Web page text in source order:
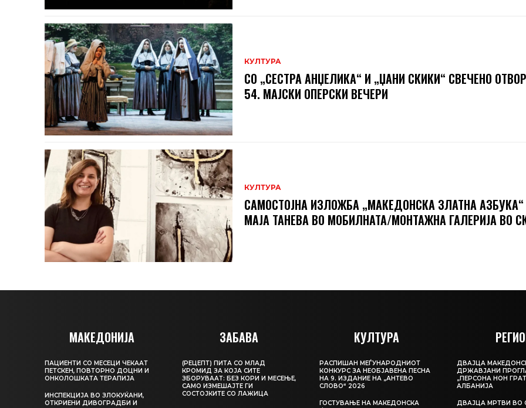
КУЛТУРА
СО „СЕСТРА АНЏЕЛИКА“ И „ЏАНИ СКИКИ“ СВЕЧЕНО
54. МАЈСКИ ОПЕРСКИ ВЕЧЕРИ
КУЛТУРА
САМОСТОЈНА ИЗЛОЖБА „МАКЕДОНСКА ЗЛАТНА
МAЈА ТАНЕВА ВО МОБИЛНАТА/МОНТАЖНА ГАЛЕРИЈА ВО
МАКЕДОНИЈА
ПАЦИЕНТИ СО МЕСЕЦИ ЧЕКААТ
ПЕТСКЕН, ПОВТОРНО ДОЦНИ И
ОНКОЛОШКАТА ТЕРАПИЈА
ИНСПЕКЦИЈА ВО ЗЛОКУЌАНИ,
ОТКРИЕНИ ДИВОГРАДБИ И
ЗАБАВА
(РЕЦЕПТ) ПИТА СО МЛАД
КРОМИД ЗА КОЈА СИТЕ
ЗБОРУВААТ: БЕЗ КОРИ И МЕСЕЊЕ,
САМО ИЗМЕШАЈТЕ ГИ
СОСТОЈКИТЕ СО ЛАЖИЦА
КУЛТУРА
РАСПИШАН МЕЃУНАРОДНИОТ
КОНКУРС ЗА НЕОБЈАВЕНА ПЕСНА
НА 9. ИЗДАНИЕ НА „АНТЕВО
СЛОВО“ 2026
ГОСТУВАЊЕ НА МАКЕДОНСКА
ДВАЈЦА
ДРЖАВЈАНИ
„ПЕРСОНА НОН
АЛБАНИЈА
ДВАЈЦА МРТВИ ВО